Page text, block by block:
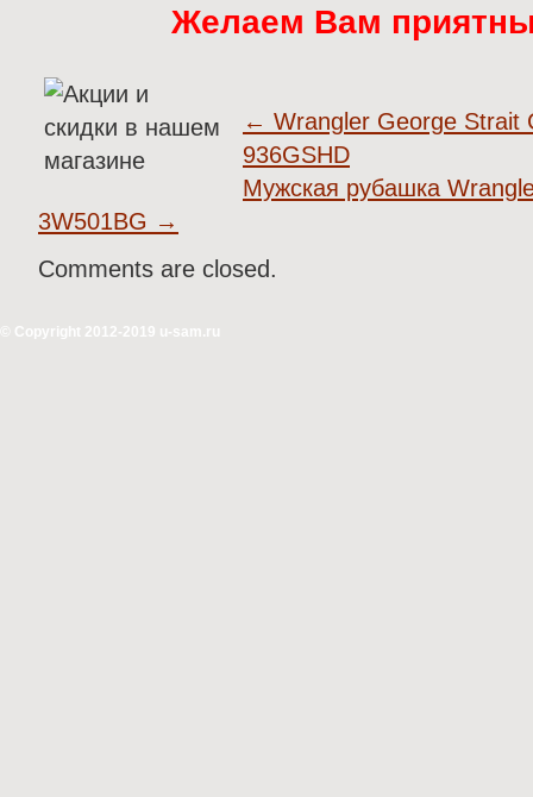
Желаем Вам
← Wrangler George Strait
936GSHD
Мужская рубашка
3W501BG →
Comments are closed.
© Copyright 2012-2019 u-sam.ru